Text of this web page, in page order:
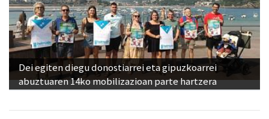
Dei egiten diegu donostiarrei eta gipuzkoarrei
abuztuaren 14ko mobilizazioan parte hartzera